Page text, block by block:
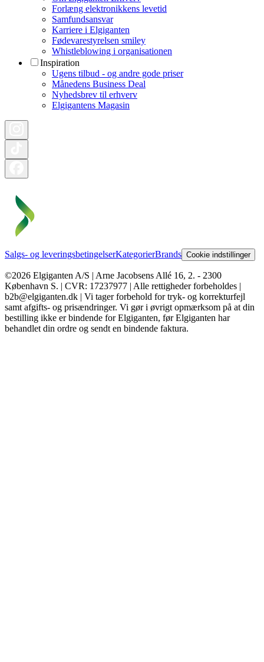
Forlæng elektronikkens levetid
Samfundsansvar
Karriere i Elgiganten
Fødevarestyrelsen smiley
Whistleblowing i organisationen
Inspiration
Ugens tilbud - og andre gode priser
Månedens Business Deal
Nyhedsbrev til erhverv
Elgigantens Magasin
Salgs- og leveringsbetingelserKategorierBrands Cookie indstillinger
©2026 Elgiganten A/S | Arne Jacobsens Allé 16, 2. - 2300
København S. | CVR: 17237977 | Alle rettigheder forbeholdes |
b2b@elgiganten.dk | Vi tager forbehold for tryk- og korrekturfejl
samt afgifts- og prisændringer. Vi gør i øvrigt opmærksom på at din
bestilling ikke er bindende for Elgiganten, før Elgiganten har
behandlet din ordre og sendt en bindende faktura.